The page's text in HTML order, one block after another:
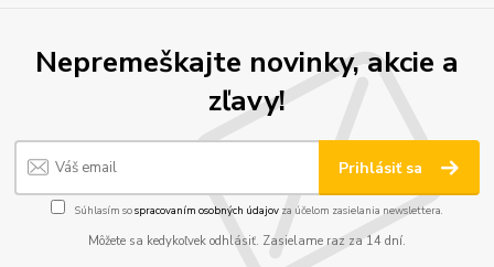
Nepremeškajte novinky, akcie a
zľavy!
Prihlásiť sa
Súhlasím sospracovaním osobných údajov za účelom zasielania newslettera.
Môžete sa kedykoľvek odhlásiť. Zasielame raz za 14 dní.